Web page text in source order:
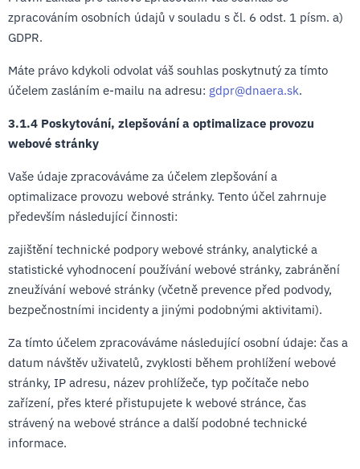
zpracováním osobních údajů v souladu s čl. 6 odst. 1 písm. a)
GDPR.
Máte právo kdykoli odvolat váš souhlas poskytnutý za tímto
účelem zasláním e-mailu na adresu: gdpr@dnaera.sk.
3.1.4 Poskytování, zlepšování a optimalizace provozu
webové stránky
Vaše údaje zpracováváme za účelem zlepšování a
optimalizace provozu webové stránky. Tento účel zahrnuje
především následující činnosti:
zajištění technické podpory webové stránky, analytické a
statistické vyhodnocení používání webové stránky, zabránění
zneužívání webové stránky (včetně prevence před podvody,
bezpečnostními incidenty a jinými podobnými aktivitami).
Za tímto účelem zpracováváme následující osobní údaje: čas a
datum návštěv uživatelů, zvyklosti během prohlížení webové
stránky, IP adresu, název prohlížeče, typ počítače nebo
zařízení, přes které přistupujete k webové stránce, čas
strávený na webové stránce a další podobné technické
informace.